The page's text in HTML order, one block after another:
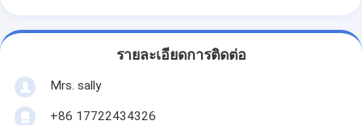
รายละเอียดการติดต่อ
Mrs. sally
+86 17722434326